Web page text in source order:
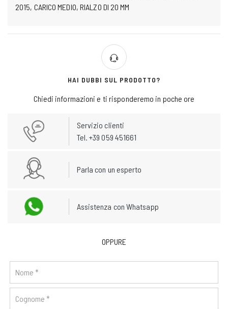
2015, CARICO MEDIO, RIALZO DI 20 MM
HAI DUBBI SUL PRODOTTO?
Chiedi informazioni e ti risponderemo in poche ore
Servizio clienti
Tel. +39 059 451661
Parla con un esperto
Assistenza con Whatsapp
OPPURE